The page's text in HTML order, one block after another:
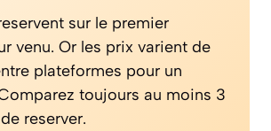
sur le premier
venu. Or les prix varient de
plateformes pour un
toujours au moins 3
reserver.